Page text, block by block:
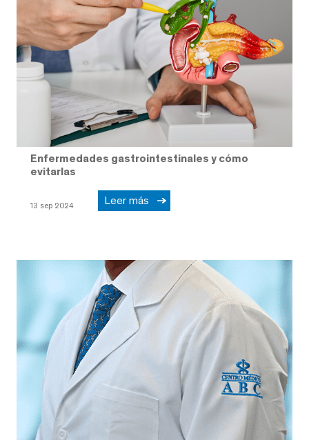
Enfermedades gastrointestinales y cómo
evitarlas
13 sep 2024 Leer más